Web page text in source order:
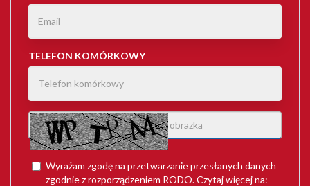
TELEFON KOMÓRKOWY
Wyrażam zgodę na przetwarzanie przesłanych danych
zgodnie z rozporządzeniem RODO. Czytaj więcej na: